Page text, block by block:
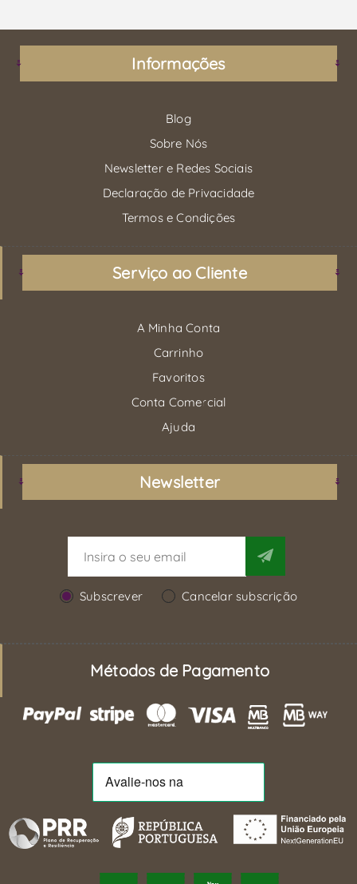
Informações
Blog
Sobre Nós
Newsletter e Redes Sociais
Declaração de Privacidade
Termos e Condições
Serviço ao Cliente
A Minha Conta
Carrinho
Favoritos
Conta Comercial
Ajuda
Newsletter
Subscrever Cancelar subscrição
Métodos de Pagamento